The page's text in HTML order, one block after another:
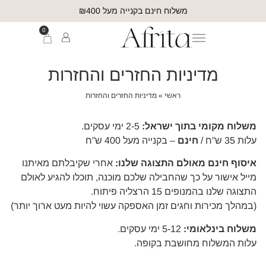
משלוח חינם בקנייה מעל ₪400
0
מדיניות החזרים והחזרות
ראשי » מדיניות החזרים והחזרות
משלוח מקומי בתוך ישראל:
עלות 35 ש”ח /
חינם – בקנייה מעל 400 ש”ח
איסוף חינם מאולם התצוגה שלנו: אחרי שקיבלתם מאיתנו
מייל אישור על כך שהחבילה שלכם מוכנה, תוכלו להגיע לאולם
התצוגה שלנו בהמנופים 15 הרצליה פיתוח.
(במהלך מכירות וחגים זמן האספקה ​​עשוי להיות מעט ארוך יותר)
משלוח בינלאומי: 5-12 ימי עסקים.
עלות המשלוח מחושבת בקופה.